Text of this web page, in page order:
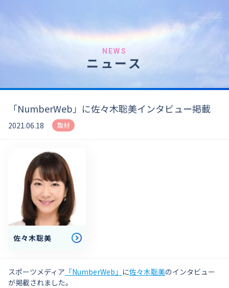
NEWS
ニュース
「NumberWeb」に佐々木聡美インタビュー掲載
2021.06.18 取材
佐々木聡美
スポーツメディア 「NumberWeb」 に佐々木聡美のインタビュー
が掲載されました。